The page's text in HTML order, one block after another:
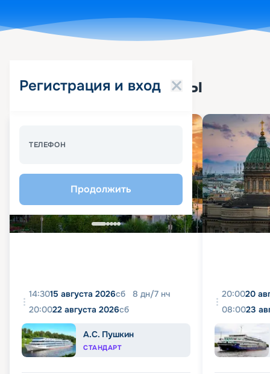
Регистрация и вход
ТЕЛЕФОН
Продолжить
Популярные круизы
14:3015 августа 2026сб 8 дн/7 нч
20:0022 августа 2026сб
А.С. Пушкин
СТАНДАРТ
20:0020
08:0023